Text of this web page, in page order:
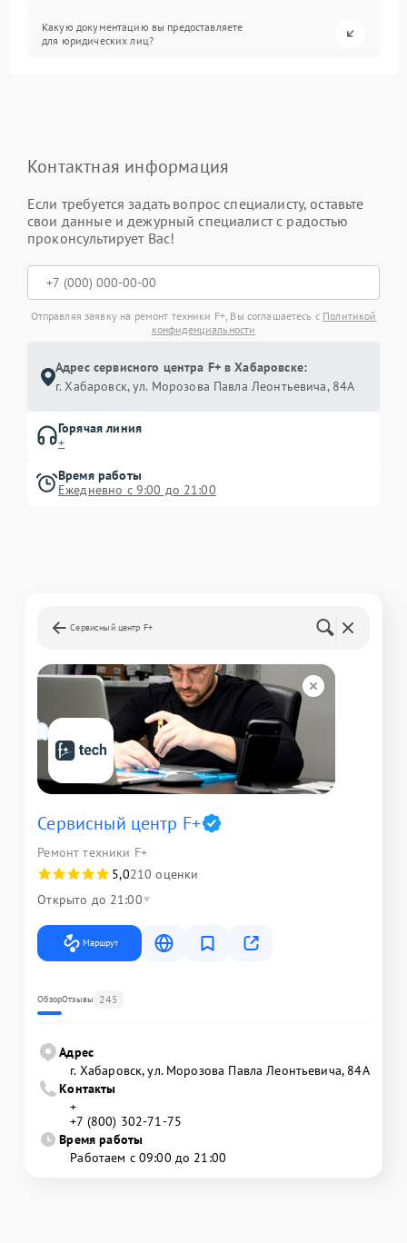
Какую документацию вы предоставляете
для юридических лиц?
Контактная информация
Если требуется задать вопрос специалисту, оставьте
свои данные и дежурный специалист с радостью
проконсультирует Вас!
Отправляя заявку на ремонт техники F+, Вы соглашаетесь с Политикой
конфиденциальности
Адрес сервисного центра F+ в Хабаровске:
г. Хабаровск, ул. Морозова Павла Леонтьевича, 84А
Горячая линия
+
Время работы
Ежедневно с 9:00 до 21:00
Сервисный центр F+
Сервисный центр F+
Ремонт техники F+
5,0210 оценки
Открыто до 21:00
Маршрут
ОбзорОтзывы 245
Адрес
г. Хабаровск, ул. Морозова Павла Леонтьевича, 84А
Контакты
+
+7 (800) 302-71-75
Время работы
Работаем с 09:00 до 21:00